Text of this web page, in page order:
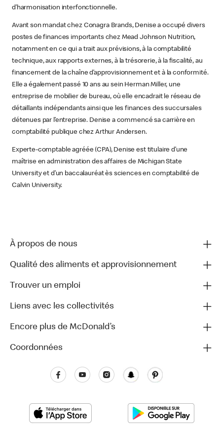
d’harmonisation interfonctionnelle.
Avant son mandat chez Conagra Brands, Denise a occupé divers
postes de finances importants chez Mead Johnson Nutrition,
notamment en ce qui a trait aux prévisions, à la comptabilité
technique, aux rapports externes, à la trésorerie, à la fiscalité, au
financement de la chaîne d’approvisionnement et à la conformité.
Elle a également passé 10 ans au sein Herman Miller, une
entreprise de mobilier de bureau, où elle encadrait le réseau de
détaillants indépendants ainsi que les finances des succursales
détenues par l’entreprise. Denise a commencé sa carrière en
comptabilité publique chez Arthur Andersen.
Experte-comptable agréée (CPA), Denise est titulaire d’une
maîtrise en administration des affaires de Michigan State
University et d’un baccalauréat ès sciences en comptabilité de
Calvin University.
À propos de nous
Qualité des aliments et approvisionnement
Trouver un emploi
Liens avec les collectivités
Encore plus de McDonald’s
Coordonnées